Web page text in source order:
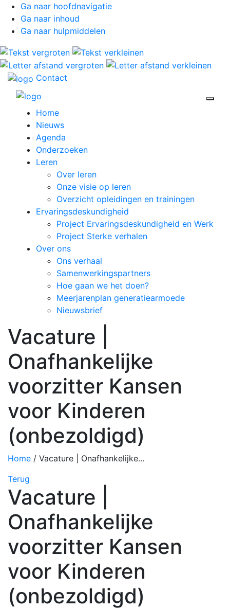
Ga naar hoofdnavigatie
Ga naar inhoud
Ga naar hulpmiddelen
Contact
Home
Nieuws
Agenda
Onderzoeken
Leren
Over leren
Onze visie op leren
Overzicht opleidingen en trainingen
Ervaringsdeskundigheid
Project Ervaringsdeskundigheid en Werk
Project Sterke verhalen
Over ons
Ons verhaal
Samenwerkingspartners
Hoe gaan we het doen?
Meerjarenplan generatiearmoede
Nieuwsbrief
Vacature |
Onafhankelijke
voorzitter Kansen
voor Kinderen
(onbezoldigd)
Home / Vacature | Onafhankelijke...
Terug
Vacature |
Onafhankelijke
voorzitter Kansen
voor Kinderen
(onbezoldigd)